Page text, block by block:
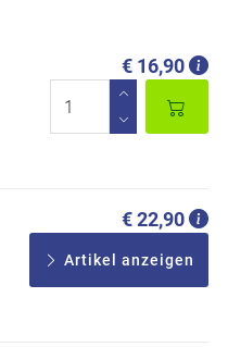
€ 16,90
€ 22,90
Artikel anzeigen